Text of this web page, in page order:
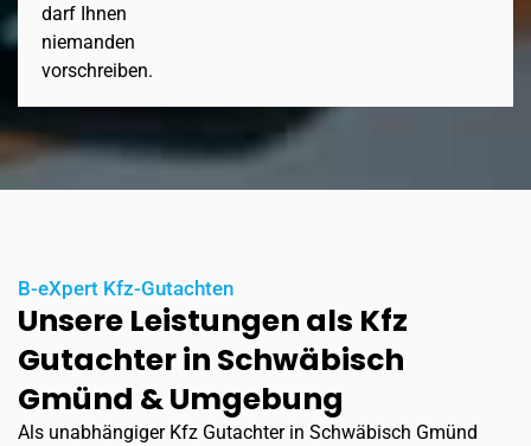
darf Ihnen
niemanden
vorschreiben.
B-eXpert Kfz-Gutachten
Unsere Leistungen als Kfz
Gutachter in Schwäbisch
Gmünd & Umgebung
Als unabhängiger Kfz Gutachter in Schwäbisch Gmünd